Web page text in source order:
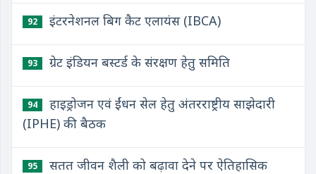
92 इंटरनेशनल बिग कैट एलायंस (IBCA)
93 ग्रेट इंडियन बस्टर्ड के संरक्षण हेतु समिति
94
हाइड्रोजन एवं ईंधन सेल हेतु अंतरराष्ट्रीय साझेदारी
(IPHE) की बैठक
95
सतत जीवन शैली को बढ़ावा देने पर ऐतिहासिक